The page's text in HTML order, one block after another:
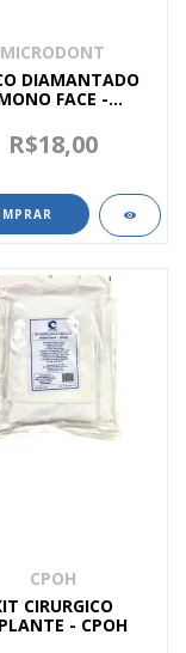
MICRODONT
DIAMANTADO
FACE -
R$18,00
CPOH
CIRURGICO
- CPOH